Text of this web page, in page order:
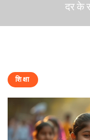
दर के
शिक्षा